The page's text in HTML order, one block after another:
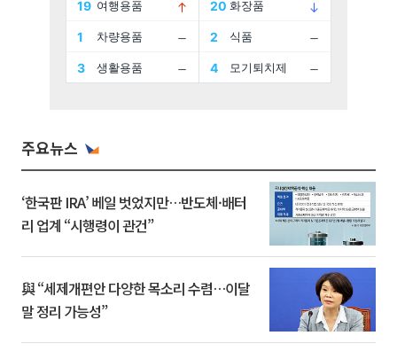
주요뉴스
‘한국판 IRA’ 베일 벗었지만…반도체·배터
리 업계 “시행령이 관건”
與 “세제개편안 다양한 목소리 수렴…이달
말 정리 가능성”